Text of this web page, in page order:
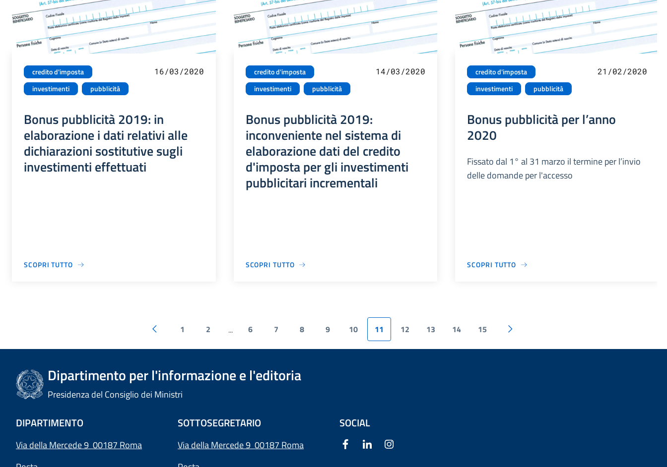
credito d'imposta
investimenti
pubblicità
16/03/2020
Bonus pubblicità 2019: in
elaborazione i dati relativi alle
dichiarazioni sostitutive sugli
investimenti effettuati
SCOPRI TUTTO
credito d'imposta
investimenti
pubblicità
14/03/2020
Bonus pubblicità 2019:
inconveniente nel sistema di
elaborazione dati del credito
d'imposta per gli investimenti
pubblicitari incrementali
SCOPRI TUTTO
credito d'imposta
investimenti
pubblicità
21/02/2020
Bonus pubblicità per l’anno
2020
Fissato dal 1° al 31 marzo il termine per l’invio
delle domande per l'accesso
SCOPRI TUTTO
1 2 ... 6 7 8 9 10 11 12 13 14 15
Dipartimento per l'informazione e l'editoria
Presidenza del Consiglio dei Ministri
DIPARTIMENTO
Via della Mercede 9 00187 Roma
SOTTOSEGRETARIO
Via della Mercede 9 00187 Roma
SOCIAL